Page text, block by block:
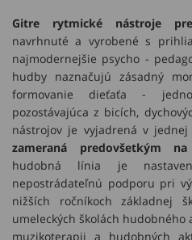
Gitre rytmické nástroje
navrhnuté a vyrobené s
najmodernejšie psycho -
hudby naznačujú zásadný
formovanie dieťaťa -
pozostávajúca z bicích,
nástrojov je vyjadrená v
zameraná predovšetkým
hudobná línia je
nepostrádateľnú podporu pri
nižších ročníkoch základnej
umeleckých školách
muzikoterapii a hudobných